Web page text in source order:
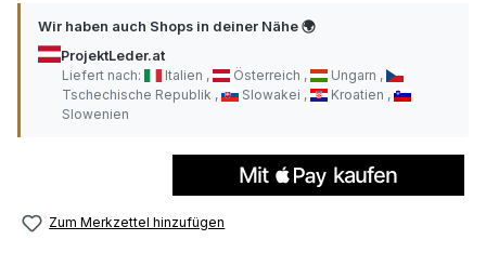
Wir haben auch Shops in deiner Nähe 🌍
ProjektLeder.at
Liefert nach:
Italien Österreich
Ungarn
Tschechische Republik
Slowakei
Kroatien
Slowenien
Zum Merkzettel hinzufügen